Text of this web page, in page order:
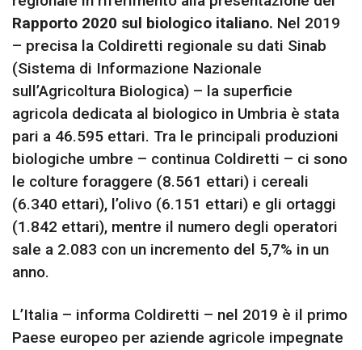
Rapporto 2020 sul biologico italiano. Nel 2019
– precisa la Coldiretti regionale su dati Sinab
(Sistema di Informazione Nazionale
sull’Agricoltura Biologica) – la superficie
agricola dedicata al biologico in Umbria è stata
pari a 46.595 ettari. Tra le principali produzioni
biologiche umbre – continua Coldiretti – ci sono
le colture foraggere (8.561 ettari) i cereali
(6.340 ettari), l’olivo (6.151 ettari) e gli ortaggi
(1.842 ettari), mentre il numero degli operatori
sale a 2.083 con un incremento del 5,7% in un
anno.
L’Italia – informa Coldiretti – nel 2019 è il primo
Paese europeo per aziende agricole impegnate